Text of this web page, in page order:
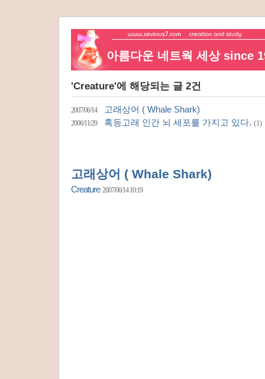
아름다운 네트웍 세상 since
'Creature'에 해당되는 글 2건
2007/06/14 고래상어 ( Whale Shark)
2006/11/29 혹등고래 인간 뇌 세포를 가지고 있다. (1)
고래상어 ( Whale Shark)
Creature 2007/06/14 10:19